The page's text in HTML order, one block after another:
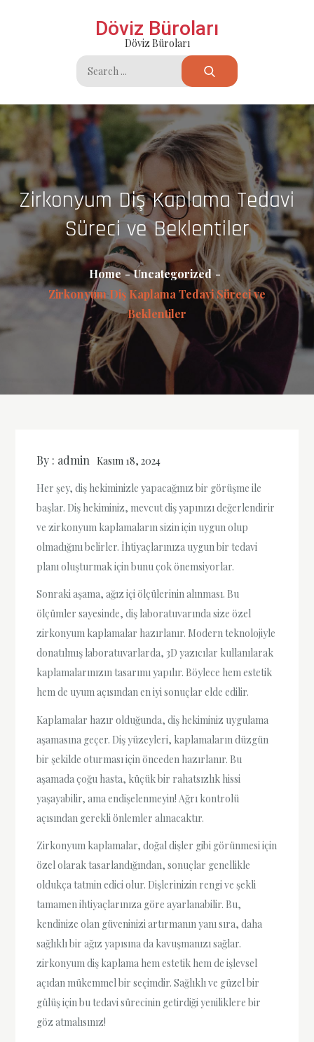
Döviz Büroları
Döviz Büroları
Search
for:
Zirkonyum Diş Kaplama Tedavi
Süreci ve Beklentiler
Home
Uncategorized
Zirkonyum Diş Kaplama Tedavi Süreci ve
Beklentiler
By : admin Kasım 18, 2024
Her şey, diş hekiminizle yapacağınız bir görüşme ile
başlar. Diş hekiminiz, mevcut diş yapınızı değerlendirir
ve zirkonyum kaplamaların sizin için uygun olup
olmadığını belirler. İhtiyaçlarınıza uygun bir tedavi
planı oluşturmak için bunu çok önemsiyorlar.
Sonraki aşama, ağız içi ölçülerinin alınması. Bu
ölçümler sayesinde, diş laboratuvarında size özel
zirkonyum kaplamalar hazırlanır. Modern teknolojiyle
donatılmış laboratuvarlarda, 3D yazıcılar kullanılarak
kaplamalarınızın tasarımı yapılır. Böylece hem estetik
hem de uyum açısından en iyi sonuçlar elde edilir.
Kaplamalar hazır olduğunda, diş hekiminiz uygulama
aşamasına geçer. Diş yüzeyleri, kaplamaların düzgün
bir şekilde oturması için önceden hazırlanır. Bu
aşamada çoğu hasta, küçük bir rahatsızlık hissi
yaşayabilir, ama endişelenmeyin! Ağrı kontrolü
açısından gerekli önlemler alınacaktır.
Zirkonyum kaplamalar, doğal dişler gibi görünmesi için
özel olarak tasarlandığından, sonuçlar genellikle
oldukça tatmin edici olur. Dişlerinizin rengi ve şekli
tamamen ihtiyaçlarınıza göre ayarlanabilir. Bu,
kendinize olan güveninizi artırmanın yanı sıra, daha
sağlıklı bir ağız yapısına da kavuşmanızı sağlar.
zirkonyum diş kaplama hem estetik hem de işlevsel
açıdan mükemmel bir seçimdir. Sağlıklı ve güzel bir
gülüş için bu tedavi sürecinin getirdiği yeniliklere bir
göz atmalısınız!